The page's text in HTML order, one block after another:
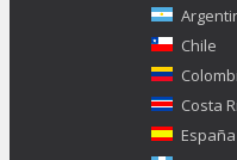
Chile
Costa
España